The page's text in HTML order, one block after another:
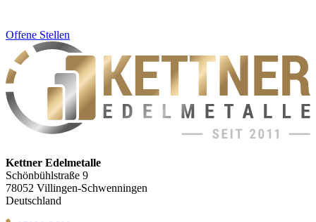
Offene Stellen
Kettner Edelmetalle
Schönbühlstraße 9
78052 Villingen-Schwenningen
Deutschland